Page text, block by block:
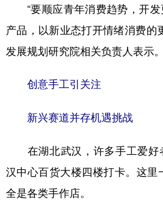
“要顺应青年消费趋势，开发
产品，以新业态打开情绪消费的
发展规划研究院相关负责人表示。
创意手工引关注
新兴赛道并存机遇挑战
在湖北武汉，许多手工爱好
汉中心百货大楼四楼打卡。这里
全是各类手作店。